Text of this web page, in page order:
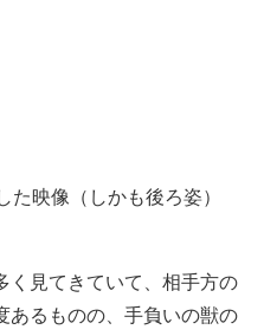
た映像（しかも後ろ姿）
く見てきていて、相手方の
あるものの、手負いの獣の